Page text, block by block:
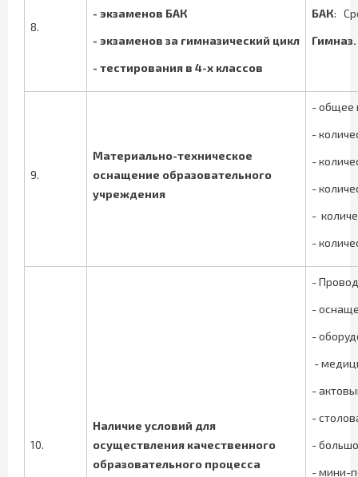
8.
- экзаменов БАК
- экзаменов за гимназический цикл
- тестирования в 4-х классов
БАК:
9.
Материально-техническое
оснащение образовательного
учреждения
- общее
-
-
-
-
-
10.
Наличие условий для
осуществления качественного
образовательного процесса
-
-
-
-
-
-
-
- мини-